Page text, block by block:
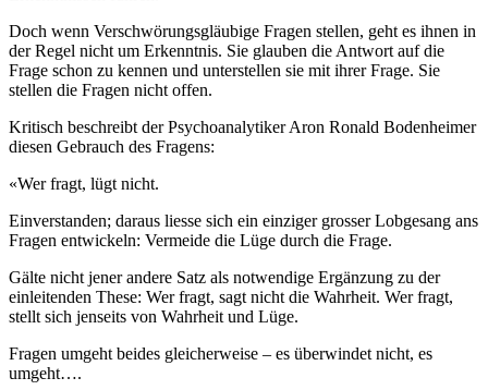
Doch wenn Verschwörungsgläubige Fragen stellen, geht es ihnen in
der Regel nicht um Erkenntnis. Sie glauben die Antwort auf die
Frage schon zu kennen und unterstellen sie mit ihrer Frage. Sie
stellen die Fragen nicht offen.
Kritisch beschreibt der Psychoanalytiker Aron Ronald Bodenheimer
diesen Gebrauch des Fragens:
«Wer fragt, lügt nicht.
Einverstanden; daraus liesse sich ein einziger grosser Lobgesang ans
Fragen entwickeln: Vermeide die Lüge durch die Frage.
Gälte nicht jener andere Satz als notwendige Ergänzung zu der
einleitenden These: Wer fragt, sagt nicht die Wahrheit. Wer fragt,
stellt sich jenseits von Wahrheit und Lüge.
Fragen umgeht beides gleicherweise – es überwindet nicht, es
umgeht….